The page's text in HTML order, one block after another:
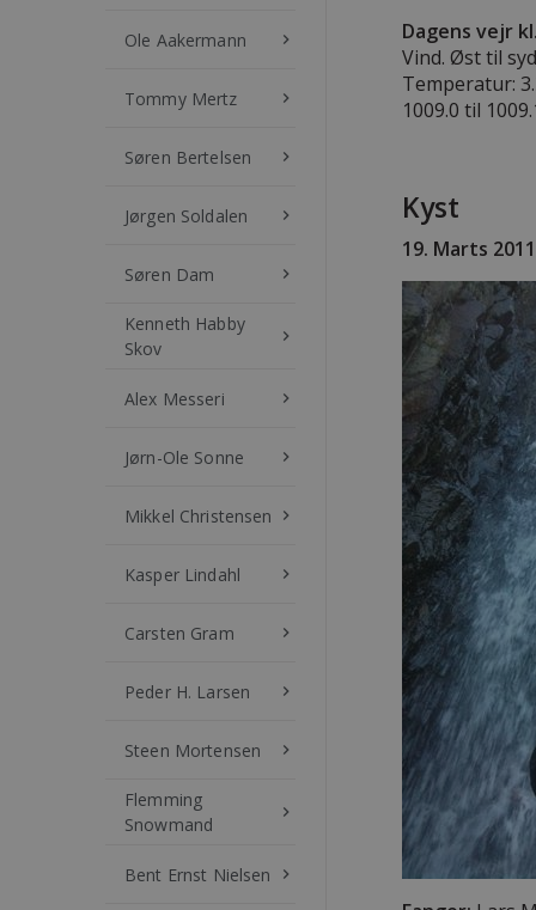
Ole Aakermann keyboard_arrow_right
Tommy Mertz keyboard_arrow_right
Søren Bertelsen keyboard_arrow_right
Jørgen Soldalen keyboard_arrow_right
Søren Dam keyboard_arrow_right
Kenneth Habby
Skov
keyboard_arrow_right
Alex Messeri keyboard_arrow_right
Jørn-Ole Sonne keyboard_arrow_right
Mikkel Christensen keyboard_arrow_right
Kasper Lindahl keyboard_arrow_right
Carsten Gram keyboard_arrow_right
Peder H. Larsen keyboard_arrow_right
Steen Mortensen keyboard_arrow_right
Flemming
Snowmand
keyboard_arrow_right
Bent Ernst Nielsen keyboard_arrow_right
Dagens vejr
Vind. Øst til
Temperatur:
1009.0 til
Kyst
19. Marts 2011